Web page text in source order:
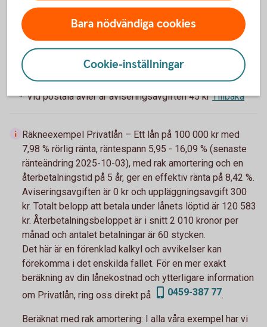
1
Räntan är rörlig och sätts individuellt efter
dina ekonomiska förutsättningar.
Tillbaka
2 Gäller vid 100 000 kr. Tillbaka
3 Vid postala avier är aviseringsavgiften 45 kr Tillbaka
Räkneexempel Privatlån – Ett lån på 100 000 kr med
7,98 % rörlig ränta, räntespann 5,95 - 16,09 % (senaste
ränteändring 2025-10-03), med rak amortering och en
återbetalningstid på 5 år, ger en effektiv ränta på 8,42 %.
Aviseringsavgiften är 0 kr och uppläggningsavgift 300
kr. Totalt belopp att betala under lånets löptid är 120 583
kr. Återbetalningsbeloppet är i snitt 2 010 kronor per
månad och antalet betalningar är 60 stycken.
Det här är en förenklad kalkyl och avvikelser kan
förekomma i det enskilda fallet. För en mer exakt
beräkning av din lånekostnad och ytterligare information
om Privatlån, ring oss direkt på
0459-387 77.
Beräknat med rak amortering: I alla våra exempel har vi
Bara nödvändiga cookies
Cookie-inställningar